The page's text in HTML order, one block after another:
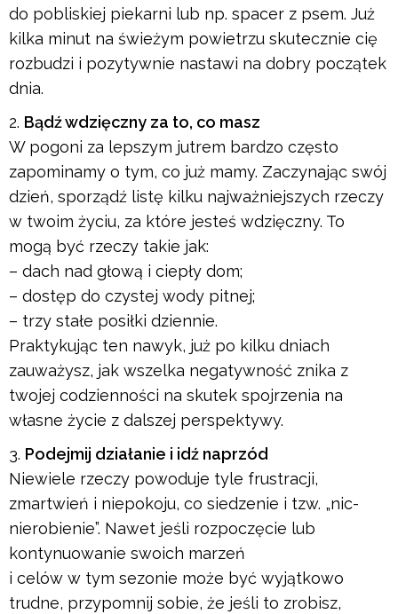
do pobliskiej piekarni lub np. spacer z psem. Już
kilka minut na świeżym powietrzu skutecznie cię
rozbudzi i pozytywnie nastawi na dobry początek
dnia.
Bądź wdzięczny za to, co masz
W pogoni za lepszym jutrem bardzo często
zapominamy o tym, co już mamy. Zaczynając swój
dzień, sporządź listę kilku najważniejszych rzeczy
w twoim życiu, za które jesteś wdzięczny. To
mogą być rzeczy takie jak:
– dach nad głową i ciepły dom;
– dostęp do czystej wody pitnej;
– trzy stałe posiłki dziennie.
Praktykując ten nawyk, już po kilku dniach
zauważysz, jak wszelka negatywność znika z
twojej codzienności na skutek spojrzenia na
własne życie z dalszej perspektywy.
Podejmij działanie i idź naprzód
Niewiele rzeczy powoduje tyle frustracji,
zmartwień i niepokoju, co siedzenie i tzw. „nic-
nierobienie”. Nawet jeśli rozpoczęcie lub
kontynuowanie swoich marzeń
i celów w tym sezonie może być wyjątkowo
trudne, przypomnij sobie, że jeśli to zrobisz,